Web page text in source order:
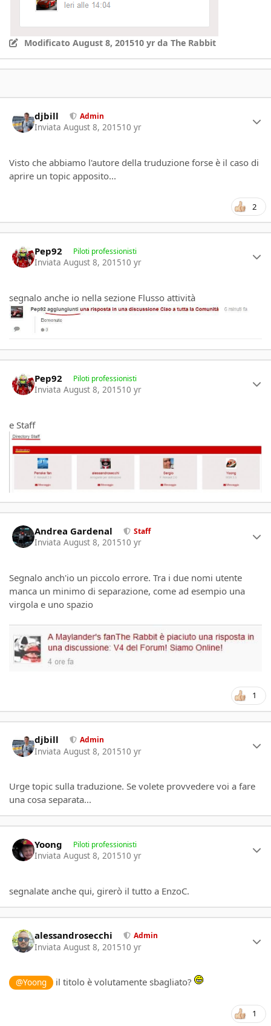
ModificatoAugust 8, 201510 yr da The Rabbit
djbill Admin
Inviata August 8, 201510 yr
Visto che abbiamo l'autore della truduzione forse è il caso di
aprire un topic apposito...
2
Pep92 Piloti professionisti
Inviata August 8, 201510 yr
segnalo anche io nella sezione Flusso attività
Pep92 Piloti professionisti
Inviata August 8, 201510 yr
e Staff
Andrea Gardenal Staff
Inviata August 8, 201510 yr
Segnalo anch'io un piccolo errore. Tra i due nomi utente
manca un minimo di separazione, come ad esempio una
virgola e uno spazio
1
djbill Admin
Inviata August 8, 201510 yr
Urge topic sulla traduzione. Se volete provvedere voi a fare
una cosa separata...
Yoong Piloti professionisti
Inviata August 8, 201510 yr
segnalate anche qui, girerò il tutto a EnzoC.
alessandrosecchi Admin
Inviata August 8, 201510 yr
@Yoong il titolo è volutamente sbagliato?
1